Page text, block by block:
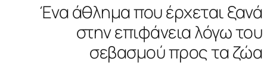
Ένα άθλημα που έρχεται ξανά
στην επιφάνεια λόγω του
σεβασμού προς τα ζώα